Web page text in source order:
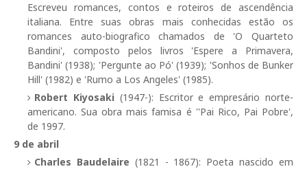
Escreveu romances, contos e roteiros de ascendência
italiana. Entre suas obras mais conhecidas estão os
romances auto-biografico chamados de 'O Quarteto
Bandini', composto pelos livros 'Espere a Primavera,
Bandini' (1938); 'Pergunte ao Pó' (1939); 'Sonhos de Bunker
Hill' (1982) e 'Rumo a Los Angeles' (1985).
Robert Kiyosaki(1947-): Escritor e empresário norte-
americano. Sua obra mais famisa é ''Pai Rico, Pai Pobre',
de 1997.
9 de abril
Charles Baudelaire (1821 - 1867): Poeta nascido em